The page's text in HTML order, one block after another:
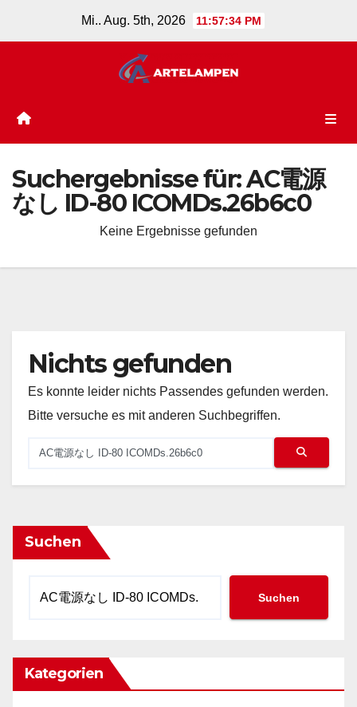
Mi.. Aug. 5th, 2026 11:57:34 PM
Suchergebnisse für:AC電源
なし ID-80 ICOMDs.26b6c0
Keine Ergebnisse gefunden
Nichts gefunden
Es konnte leider nichts Passendes gefunden werden.
Bitte versuche es mit anderen Suchbegriffen.
Suchen
Suchen
Kategorien